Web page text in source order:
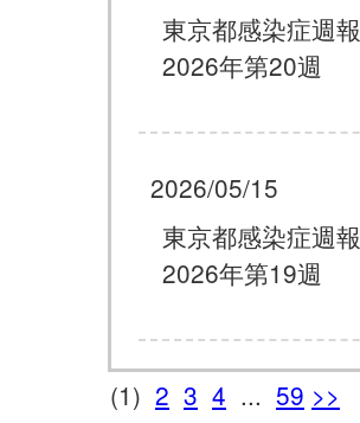
東京都感染症週報
2026年第20週
2026/05/15
東京都感染症週報
2026年第19週
(1) 2 3 4 ... 59 >>